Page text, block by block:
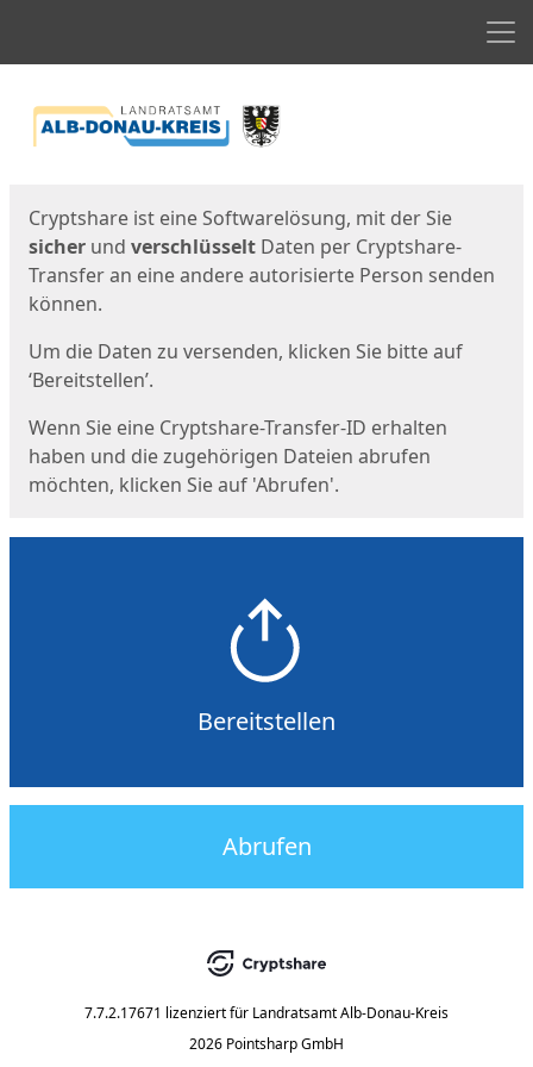
Cryptshare ist eine Softwarelösung, mit der Sie
sicher und verschlüsselt Daten per Cryptshare-
Transfer an eine andere autorisierte Person senden
können.
Um die Daten zu versenden, klicken Sie bitte auf
‘Bereitstellen’.
Wenn Sie eine Cryptshare-Transfer-ID erhalten
haben und die zugehörigen Dateien abrufen
möchten, klicken Sie auf 'Abrufen'.
Bereitstellen
Abrufen
7.7.2.17671 lizenziert für Landratsamt Alb-Donau-Kreis
2026 Pointsharp GmbH